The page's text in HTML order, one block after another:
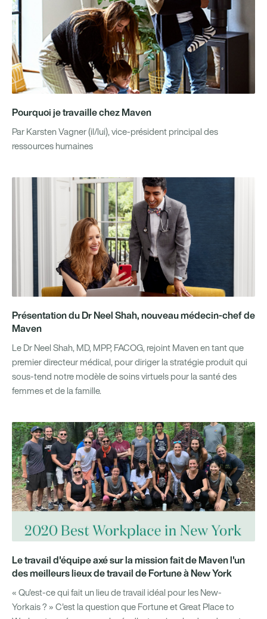
Pourquoi je travaille chez Maven
Par Karsten Vagner (il/lui), vice-président principal des
ressources humaines
Présentation du Dr Neel Shah, nouveau médecin-chef de
Maven
Le Dr Neel Shah, MD, MPP, FACOG, rejoint Maven en tant que
premier directeur médical, pour diriger la stratégie produit qui
sous-tend notre modèle de soins virtuels pour la santé des
femmes et de la famille.
Le travail d'équipe axé sur la mission fait de Maven l'un
des meilleurs lieux de travail de Fortune à New York
« Qu'est-ce qui fait un lieu de travail idéal pour les New-
Yorkais ? » C'est la question que Fortune et Great Place to